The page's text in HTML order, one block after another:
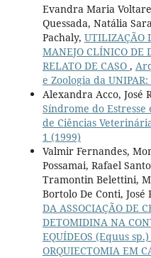
Evandra Maria
Quessada, Natália
Pachaly, UTILIZAÇÃO
MANEJO CLÍNICO DE
RELATO DE CASO ,
e Zoologia da
Alexandra Acco, José
Síndrome do Estresse
de Ciências
1 (1999)
Valmir Fernandes,
Possamai, Rafael
Tramontin Belettini,
Bortolo De Conti, José
DA ASSOCIAÇÃO DE
DETOMIDINA NA
EQUÍDEOS (Equus
ORQUIECTOMIA EM